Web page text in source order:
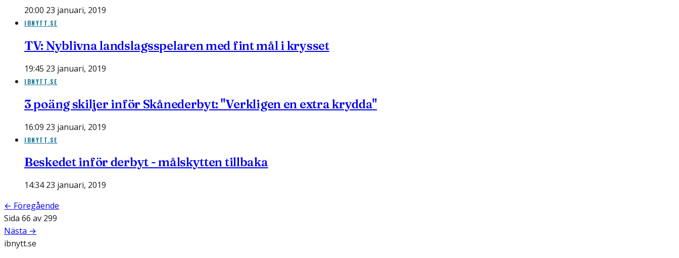
20:00 23 januari, 2019
IBNYTT.SE
TV: Nyblivna landslagsspelaren med fint mål i krysset
19:45 23 januari, 2019
IBNYTT.SE
3 poäng skiljer inför Skånederbyt: "Verkligen en extra krydda"
16:09 23 januari, 2019
IBNYTT.SE
Beskedet inför derbyt - målskytten tillbaka
14:34 23 januari, 2019
← Föregående
Sida 66 av 299
Nästa →
ibnytt.se